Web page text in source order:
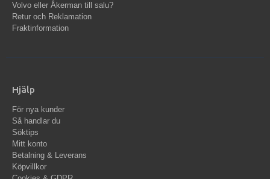
Volvo eller Åkerman till salu?
Retur och Reklamation
Fraktinformation
Hjälp
För nya kunder
Så handlar du
Söktips
Mitt konto
Betalning & Leverans
Köpvillkor